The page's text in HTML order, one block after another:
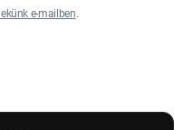
e-mailben.